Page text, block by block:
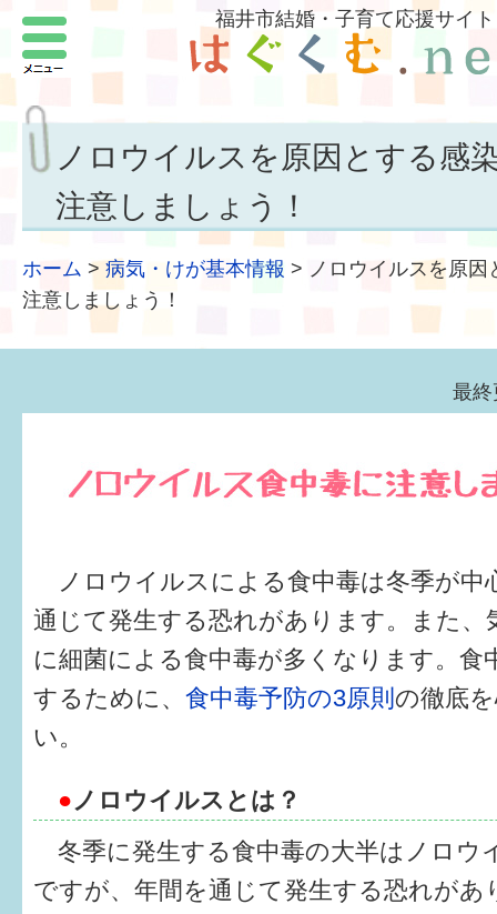
福井市結婚・子育て応援サイト
ノロウイルスを原因とする感
注意しましょう！
ホーム > 病気・けが基本情報 > ノロウイルスを原
注意しましょう！
最終
ノロウイルスによる食中毒は冬季が中
通じて発生する恐れがあります。また、
に細菌による食中毒が多くなります。食
するために、 食中毒予防の3原則 の徹底
い。
●ノロウイルスとは？
冬季に発生する食中毒の大半はノロウ
ですが、年間を通じて発生する恐れがあ
メニュー
結婚したい
子どもがほしい
福井の子育て環境
もしものときの緊急連絡先
届出・手当・助成
仲間づくり・遊び場
子どもを預けたい
入園・入学
相談したい
子育てカレンダー
妊娠